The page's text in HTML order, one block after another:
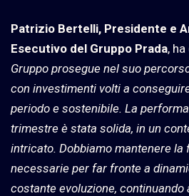
Patrizio Bertelli, Presidente e
Esecutivo del Gruppo Prada,
Gruppo prosegue nel suo
con investimenti volti a
periodo e sostenibile. La
trimestre è stata solida, in un
intricato. Dobbiamo mantenere la
necessarie per far fronte a
costante evoluzione, continuando